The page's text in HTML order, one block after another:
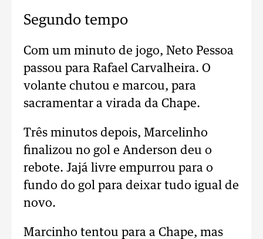
Segundo tempo
Com um minuto de jogo, Neto Pessoa
passou para Rafael Carvalheira. O
volante chutou e marcou, para
sacramentar a virada da Chape.
Três minutos depois, Marcelinho
finalizou no gol e Anderson deu o
rebote. Jajá livre empurrou para o
fundo do gol para deixar tudo igual de
novo.
Marcinho tentou para a Chape, mas